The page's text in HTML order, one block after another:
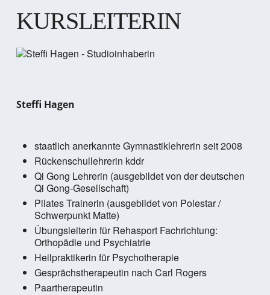
KURSLEITERIN
Steffi Hagen
staatlich anerkannte Gymnastiklehrerin seit 2008
Rückenschullehrerin kddr
Qi Gong Lehrerin (ausgebildet von der deutschen
Qi Gong-Gesellschaft)
Pilates Trainerin (ausgebildet von Polestar /
Schwerpunkt Matte)
Übungsleiterin für Rehasport Fachrichtung:
Orthopädie und Psychiatrie
Heilpraktikerin für Psychotherapie
Gesprächstherapeutin nach Carl Rogers
Paartherapeutin